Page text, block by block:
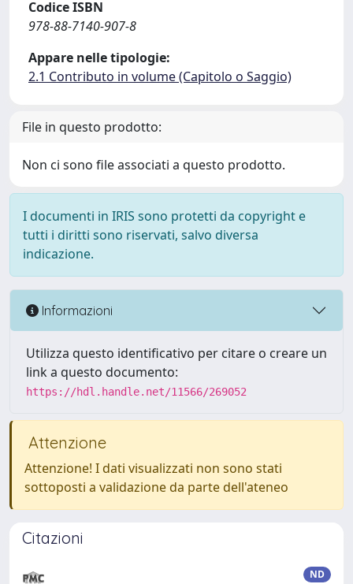
Codice ISBN
978-88-7140-907-8
Appare nelle tipologie:
2.1 Contributo in volume (Capitolo o Saggio)
File in questo prodotto:
Non ci sono file associati a questo prodotto.
I documenti in IRIS sono protetti da copyright e
tutti i diritti sono riservati, salvo diversa
indicazione.
Informazioni
Utilizza questo identificativo per citare o creare un
link a questo documento:
https://hdl.handle.net/11566/269052
Attenzione
Attenzione! I dati visualizzati non sono stati
sottoposti a validazione da parte dell'ateneo
Citazioni
ND